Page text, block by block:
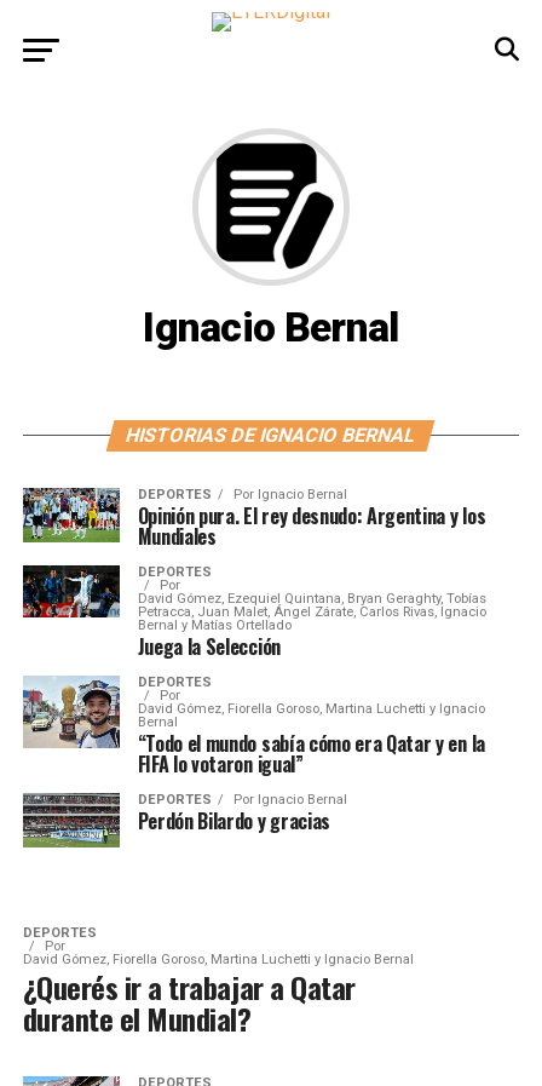
Ignacio Bernal
HISTORIAS DE IGNACIO BERNAL
DEPORTES Por Ignacio Bernal
Opinión pura. El rey desnudo: Argentina y los
Mundiales
DEPORTES
Por
David Gómez, Ezequiel Quintana, Bryan Geraghty, Tobías
Petracca, Juan Malet, Ángel Zárate, Carlos Rivas, Ignacio
Bernal y Matías Ortellado
Juega la Selección
DEPORTES
Por
David Gómez, Fiorella Goroso, Martina Luchetti y Ignacio
Bernal
“Todo el mundo sabía cómo era Qatar y en la
FIFA lo votaron igual”
DEPORTES Por Ignacio Bernal
Perdón Bilardo y gracias
DEPORTES
Por
David Gómez, Fiorella Goroso, Martina Luchetti y Ignacio Bernal
¿Querés ir a trabajar a Qatar
durante el Mundial?
DEPORTES